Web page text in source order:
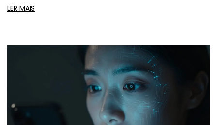
LER MAIS